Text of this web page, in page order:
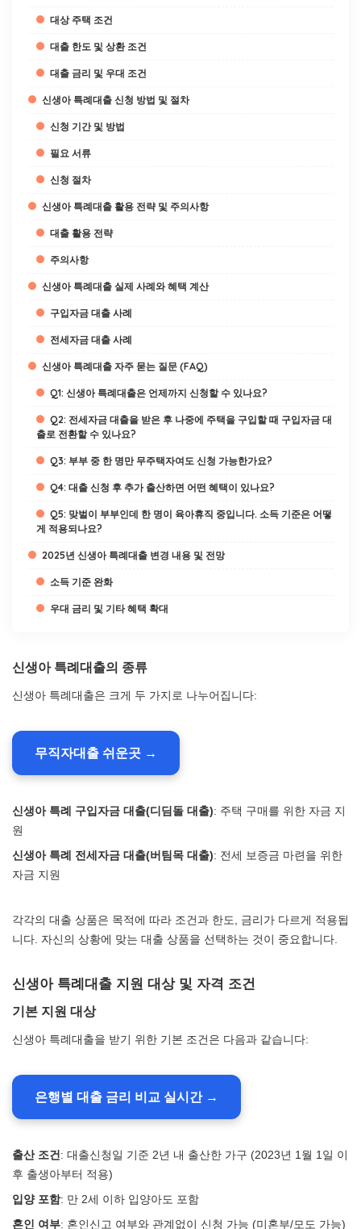
대상 주택 조건
대출 한도 및 상환 조건
대출 금리 및 우대 조건
신생아 특례대출 신청 방법 및 절차
신청 기간 및 방법
필요 서류
신청 절차
신생아 특례대출 활용 전략 및 주의사항
대출 활용 전략
주의사항
신생아 특례대출 실제 사례와 혜택 계산
구입자금 대출 사례
전세자금 대출 사례
신생아 특례대출 자주 묻는 질문 (FAQ)
Q1: 신생아 특례대출은 언제까지 신청할 수 있나요?
Q2: 전세자금 대출을 받은 후 나중에 주택을 구입할 때 구입자금 대
출로 전환할 수 있나요?
Q3: 부부 중 한 명만 무주택자여도 신청 가능한가요?
Q4: 대출 신청 후 추가 출산하면 어떤 혜택이 있나요?
Q5: 맞벌이 부부인데 한 명이 육아휴직 중입니다. 소득 기준은 어떻
게 적용되나요?
2025년 신생아 특례대출 변경 내용 및 전망
소득 기준 완화
우대 금리 및 기타 혜택 확대
신생아 특례대출의 종류
신생아 특례대출은 크게 두 가지로 나누어집니다:
무직자대출 쉬운곳 →
신생아 특례 구입자금 대출(디딤돌 대출): 주택 구매를 위한 자금 지
원
신생아 특례 전세자금 대출(버팀목 대출): 전세 보증금 마련을 위한
자금 지원
각각의 대출 상품은 목적에 따라 조건과 한도, 금리가 다르게 적용됩
니다. 자신의 상황에 맞는 대출 상품을 선택하는 것이 중요합니다.
신생아 특례대출 지원 대상 및 자격 조건
기본 지원 대상
신생아 특례대출을 받기 위한 기본 조건은 다음과 같습니다:
은행별 대출 금리 비교 실시간 →
출산 조건 : 대출신청일 기준 2년 내 출산한 가구 (2023년 1월 1일 이
후 출생아부터 적용)
입양 포함: 만 2세 이하 입양아도 포함
혼인 여부: 혼인신고 여부와 관계없이 신청 가능 (미혼부/모도 가능)